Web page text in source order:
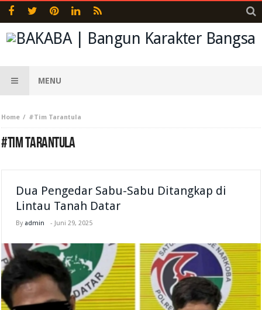
MENU
Home #Tim Tarantula
#TIM TARANTULA
Dua Pengedar Sabu-Sabu Ditangkap di
Lintau Tanah Datar
By admin - Juni 29, 2025